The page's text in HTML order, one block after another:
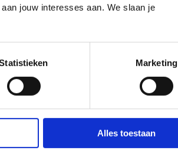
jouw interesses aan. We slaan je
Marketing
Alles toestaan